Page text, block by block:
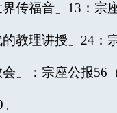
传福音」13：宗
教理讲授」24：
」：宗座公报56